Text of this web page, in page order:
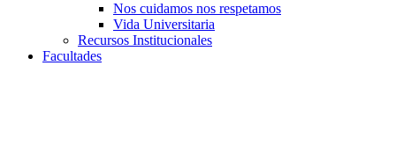
Nos cuidamos nos respetamos
Vida Universitaria
Recursos Institucionales
Facultades